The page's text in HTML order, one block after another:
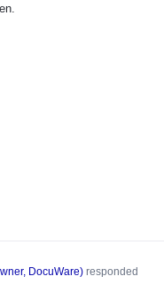
DocuWare)responded